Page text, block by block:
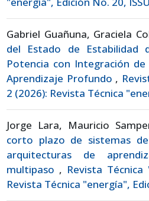
Gabriel Guañuna, Graciela
del Estado de Estabilidad
Potencia con Integración
Aprendizaje Profundo ,
2 (2026): Revista Técnica
Jorge Lara, Mauricio
corto plazo de sistemas
arquitecturas de
multipaso , Revista
Revista Técnica "energía",